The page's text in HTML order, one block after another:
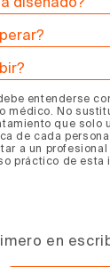
diseñado?
entenderse
médico. No
que solo
de cada
a un
práctico de esta
en